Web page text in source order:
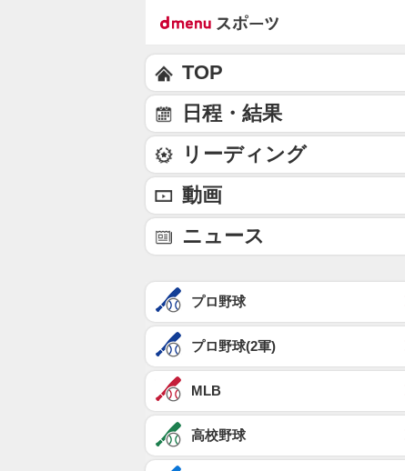
TOP
日程・結果
リーディング
動画
ニュース
プロ野球
プロ野球(2軍)
MLB
高校野球